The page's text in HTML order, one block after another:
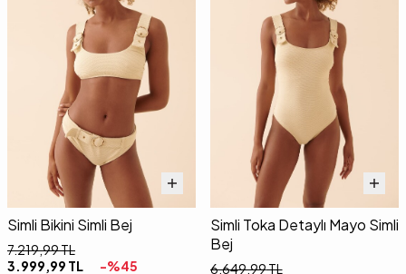
Simli Bikini Simli Bej
7.219,99TL
3.999,99 TL -%45
Simli Toka Detaylı Mayo Simli
Bej
6.649,99TL